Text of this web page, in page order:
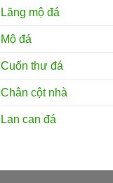
Lăng mộ đá
Mộ đá
Cuốn thư đá
Chân cột nhà
Lan can đá